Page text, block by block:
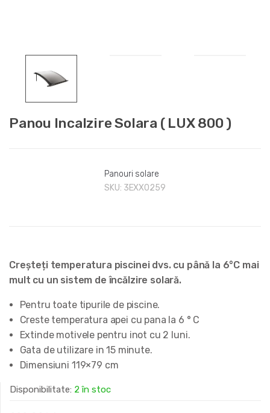
Panou Incalzire Solara ( LUX 800 )
Panouri solare
SKU: 3EXX0259
Creșteți temperatura piscinei dvs. cu până la 6°C mai
mult cu un sistem de încălzire solară.
Pentru toate tipurile de piscine.
Creste temperatura apei cu pana la 6 ° C
Extinde motivele pentru inot cu 2 luni.
Gata de utilizare in 15 minute.
Dimensiuni 119×79 cm
Disponibilitate: 2 în stoc